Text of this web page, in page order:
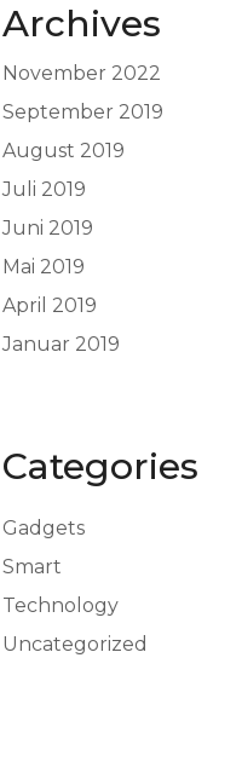
Archives
November 2022
September 2019
August 2019
Juli 2019
Juni 2019
Mai 2019
April 2019
Januar 2019
Categories
Gadgets
Smart
Technology
Uncategorized